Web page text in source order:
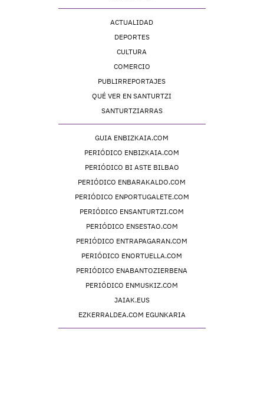
ACTUALIDAD
DEPORTES
CULTURA
COMERCIO
PUBLIRREPORTAJES
QUÉ VER EN SANTURTZI
SANTURTZIARRAS
GUIA ENBIZKAIA.COM
PERIÓDICO ENBIZKAIA.COM
PERIÓDICO BI ASTE BILBAO
PERIÓDICO ENBARAKALDO.COM
PERIÓDICO ENPORTUGALETE.COM
PERIÓDICO ENSANTURTZI.COM
PERIÓDICO ENSESTAO.COM
PERIÓDICO ENTRAPAGARAN.COM
PERIÓDICO ENORTUELLA.COM
PERIÓDICO ENABANTOZIERBENA
PERIÓDICO ENMUSKIZ.COM
JAIAK.EUS
EZKERRALDEA.COM EGUNKARIA